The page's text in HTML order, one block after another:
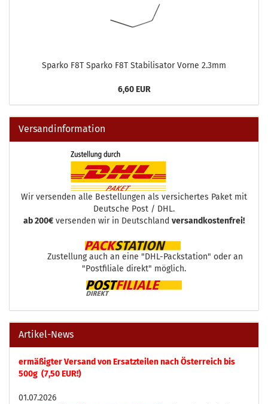
Sparko F8T Sparko F8T Stabilisator Vorne 2.3mm
6,60 EUR
Versandinformation
Wir versenden alle Bestellungen als versichertes Paket mit
Deutsche Post / DHL.
ab 200€ versenden wir in Deutschland versandkostenfrei!
Zustellung auch an eine "DHL-Packstation" oder an
"Postfiliale direkt" möglich.
Artikel-News
ermäßigter Versand von Ersatzteilen nach Österreich bis
500g (7,50 EUR!)
01.07.2026